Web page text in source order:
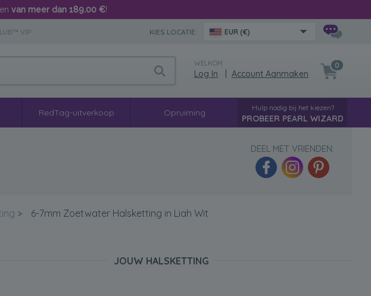
van meer dan 189.00 €!
VIP KIES LOCATIE: EUR (€)
WELKOM
Log In |Account Aanmaken
0
RedTag-uitverkoop Opruiming Hulp nodig bij het kiezen?
PROBEER PEARL WIZARD
DEEL MET VRIENDEN:
> 6-7mm Zoetwater Halsketting in Liah Wit
JOUW HALSKETTING